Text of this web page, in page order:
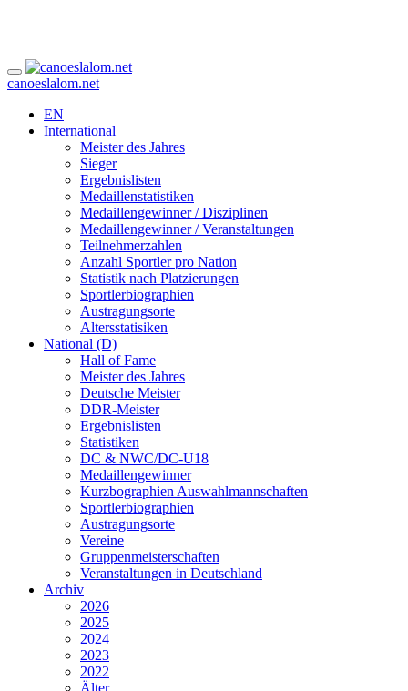
canoeslalom.net
EN
International
Meister des Jahres
Sieger
Ergebnislisten
Medaillenstatistiken
Medaillengewinner / Disziplinen
Medaillengewinner / Veranstaltungen
Teilnehmerzahlen
Anzahl Sportler pro Nation
Statistik nach Platzierungen
Sportlerbiographien
Austragungsorte
Altersstatisiken
National (D)
Hall of Fame
Meister des Jahres
Deutsche Meister
DDR-Meister
Ergebnislisten
Statistiken
DC & NWC/DC-U18
Medaillengewinner
Kurzbographien Auswahlmannschaften
Sportlerbiographien
Austragungsorte
Vereine
Gruppenmeisterschaften
Veranstaltungen in Deutschland
Archiv
2026
2025
2024
2023
2022
Älter